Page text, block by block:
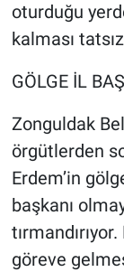
oturduğu
kalması
GÖLGE İL
Zonguldak
örgütlerden
Erdem’in
başkanı
göreve